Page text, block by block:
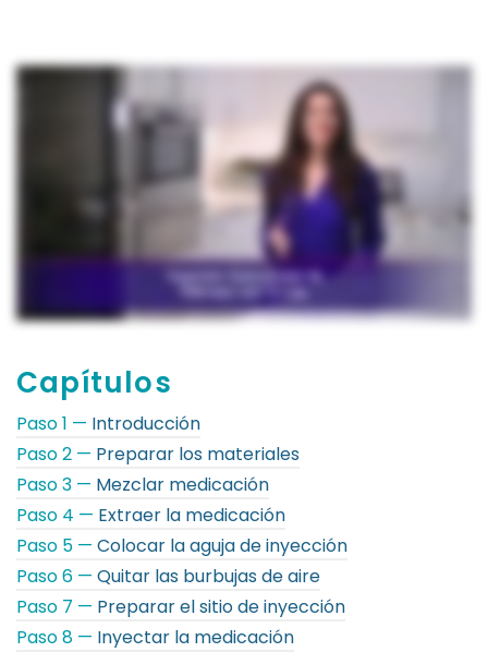
Capítulos
Paso 1 — Introducción
Paso 2 — Preparar los materiales
Paso 3 — Mezclar medicación
Paso 4 — Extraer la medicación
Paso 5 — Colocar la aguja de inyección
Paso 6 — Quitar las burbujas de aire
Paso 7 — Preparar el sitio de inyección
Paso 8 — Inyectar la medicación